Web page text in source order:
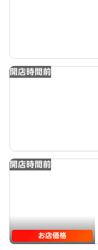
開店時間前
開店時間前
お店価格